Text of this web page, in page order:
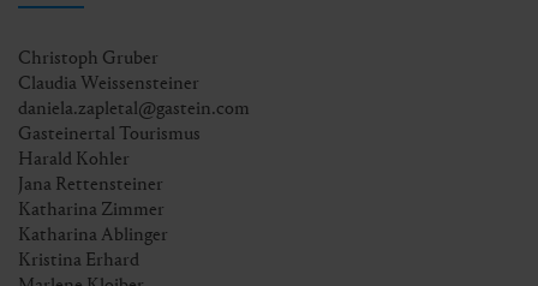
Christoph Gruber
Claudia Weissensteiner
daniela.zapletal@gastein.com
Gasteinertal Tourismus
Harald Kohler
Jana Rettensteiner
Katharina Zimmer
Katharina Ablinger
Kristina Erhard